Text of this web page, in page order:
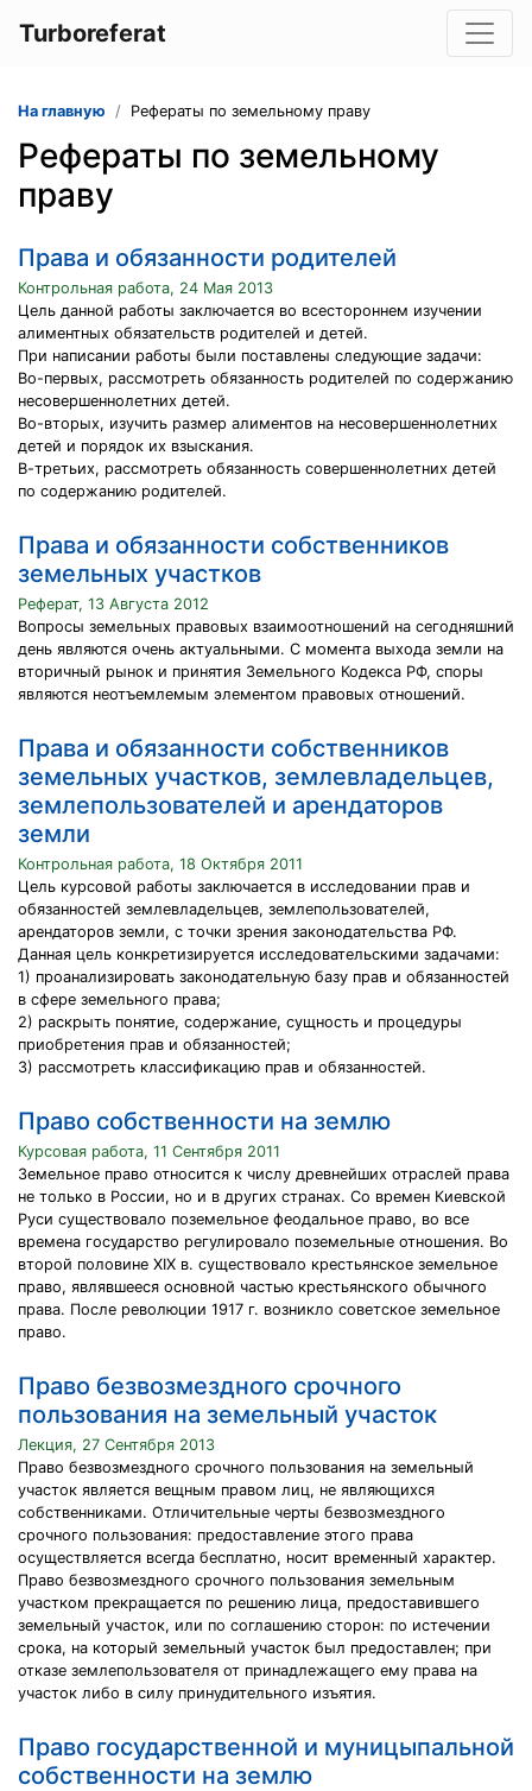
Turboreferat
На главную Рефераты по земельному праву
Рефераты по земельному
праву
Права и обязанности родителей
Контрольная работа, 24 Мая 2013
Цель данной работы заключается во всестороннем изучении
алиментных обязательств родителей и детей.
При написании работы были поставлены следующие задачи:
Во-первых, рассмотреть обязанность родителей по содержанию
несовершеннолетних детей.
Во-вторых, изучить размер алиментов на несовершеннолетних
детей и порядок их взыскания.
В-третьих, рассмотреть обязанность совершеннолетних детей
по содержанию родителей.
Права и обязанности собственников
земельных участков
Реферат, 13 Августа 2012
Вопросы земельных правовых взаимоотношений на сегодняшний
день являются очень актуальными. С момента выхода земли на
вторичный рынок и принятия Земельного Кодекса РФ, споры
являются неотъемлемым элементом правовых отношений.
Права и обязанности собственников
земельных участков, землевладельцев,
землепользователей и арендаторов
земли
Контрольная работа, 18 Октября 2011
Цель курсовой работы заключается в исследовании прав и
обязанностей землевладельцев, землепользователей,
арендаторов земли, с точки зрения законодательства РФ.
Данная цель конкретизируется исследовательскими задачами:
1) проанализировать законодательную базу прав и обязанностей
в сфере земельного права;
2) раскрыть понятие, содержание, сущность и процедуры
приобретения прав и обязанностей;
3) рассмотреть классификацию прав и обязанностей.
Право собственности на землю
Курсовая работа, 11 Сентября 2011
Земельное право относится к числу древнейших отраслей права
не только в России, но и в других странах. Со времен Киевской
Руси существовало поземельное феодальное право, во все
времена государство регулировало поземельные отношения. Во
второй половине ХIХ в. существовало крестьянское земельное
право, являвшееся основной частью крестьянского обычного
права. После революции 1917 г. возникло советское земельное
право.
Право безвозмездного срочного
пользования на земельный участок
Лекция, 27 Сентября 2013
Право безвозмездного срочного пользования на земельный
участок является вещным правом лиц, не являющихся
собственниками. Отличительные черты безвозмездного
срочного пользования: предоставление этого права
осуществляется всегда бесплатно, носит временный характер.
Право безвозмездного срочного пользования земельным
участком прекращается по решению лица, предоставившего
земельный участок, или по соглашению сторон: по истечении
срока, на который земельный участок был предоставлен; при
отказе землепользователя от принадлежащего ему права на
участок либо в силу принудительного изъятия.
Право государственной и муницыпальной
собственности на землю